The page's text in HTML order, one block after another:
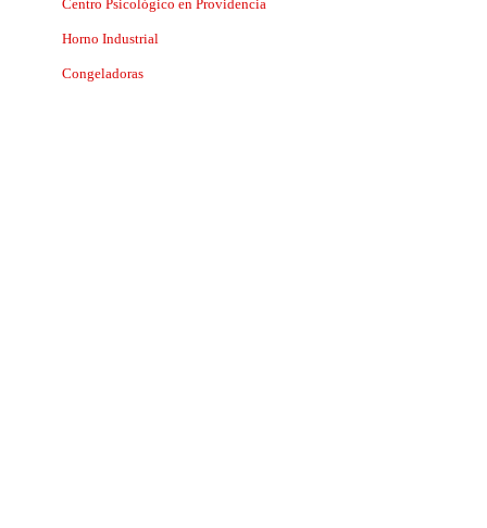
Centro Psicológico en Providencia
Horno Industrial
Congeladoras